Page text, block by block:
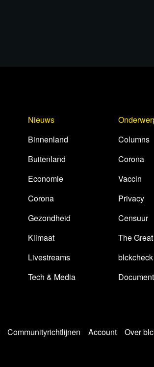
Nieuws
Binnenland
Buitenland
Economie
Corona
Gezondheid
Klimaat
Livestreams
Tech & Media
Columns
Corona
Vaccin
Privacy
Censuur
The
blckcheck
Communityrichtlijnen Account Over